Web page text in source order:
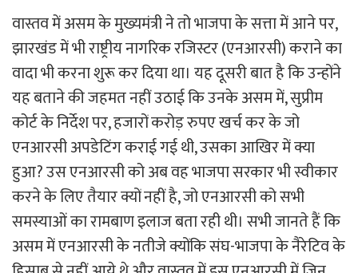
वास्तव में असम के मुख्यमंत्री ने तो भाजपा के सत्ता में आने पर,
झारखंड में भी राष्ट्रीय नागरिक रजिस्टर (एनआरसी) कराने का
वादा भी करना शुरू कर दिया था। यह दूसरी बात है कि उन्होंने
यह बताने की जहमत नहीं उठाई कि उनके असम में, सुप्रीम
कोर्ट के निर्देश पर, हजारों करोड़ रुपए खर्च कर के जो
एनआरसी अपडेटिंग कराई गई थी, उसका आखिर में क्या
हुआ? उस एनआरसी को अब वह भाजपा सरकार भी स्वीकार
करने के लिए तैयार क्यों नहीं है, जो एनआरसी को सभी
समस्याओं का रामबाण इलाज बता रही थी। सभी जानते हैं कि
असम में एनआरसी के नतीजे क्योंकि संघ-भाजपा के नैरेटिव के